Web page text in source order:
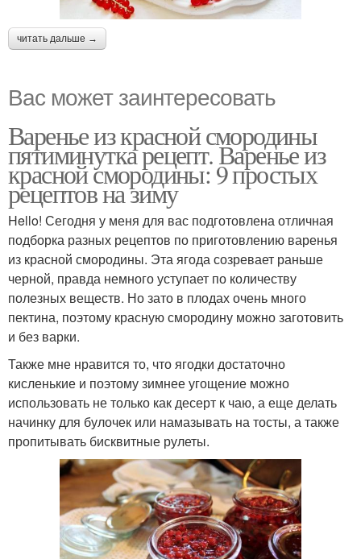
читать дальше →
Вас может заинтересовать
Варенье из красной смородины
пятиминутка рецепт. Варенье из
красной смородины: 9 простых
рецептов на зиму
Hello! Сегодня у меня для вас подготовлена отличная
подборка разных рецептов по приготовлению варенья
из красной смородины. Эта ягода созревает раньше
черной, правда немного уступает по количеству
полезных веществ. Но зато в плодах очень много
пектина, поэтому красную смородину можно заготовить
и без варки.
Также мне нравится то, что ягодки достаточно
кисленькие и поэтому зимнее угощение можно
использовать не только как десерт к чаю, а еще делать
начинку для булочек или намазывать на тосты, а также
пропитывать бисквитные рулеты.